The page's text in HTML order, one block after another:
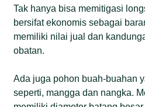
Tak hanya bisa memitigasi
bersifat ekonomis sebagai
memiliki nilai jual dan
obatan.
Ada juga pohon buah-buahan
seperti, mangga dan nangka.